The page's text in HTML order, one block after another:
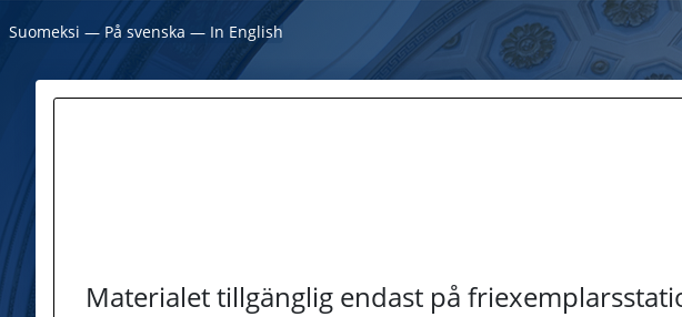
Suomeksi ― På svenska ― In English
Materialet tillgänglig endast på